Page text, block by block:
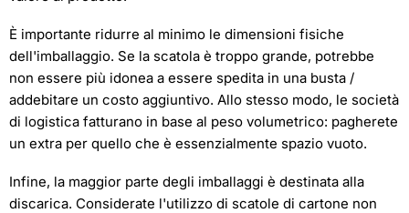
È importante ridurre al minimo le dimensioni fisiche
dell'imballaggio. Se la scatola è troppo grande, potrebbe
non essere più idonea a essere spedita in una busta /
addebitare un costo aggiuntivo. Allo stesso modo, le società
di logistica fatturano in base al peso volumetrico: pagherete
un extra per quello che è essenzialmente spazio vuoto.
Infine, la maggior parte degli imballaggi è destinata alla
discarica. Considerate l'utilizzo di scatole di cartone non